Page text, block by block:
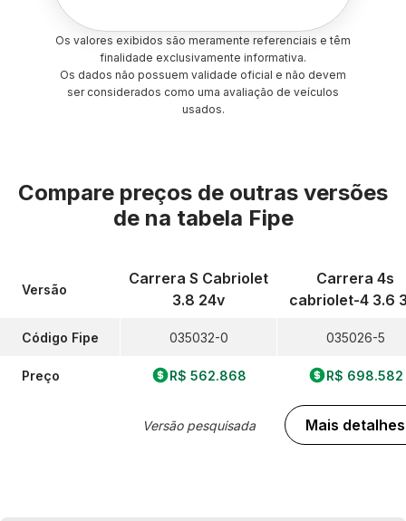
Os valores exibidos são meramente referenciais e têm
finalidade exclusivamente informativa.
Os dados não possuem validade oficial e não devem
ser considerados como uma avaliação de veículos
usados.
Compare preços de outras versões
de na tabela Fipe
Versão
Código Fipe
Preço
Carrera S Cabriolet
3.8 24v
035032-0
R$ 562.868
Versão pesquisada
Carrera 4s
cabriolet-4 3.6
035026-5
R$ 698.582
Mais detalhes